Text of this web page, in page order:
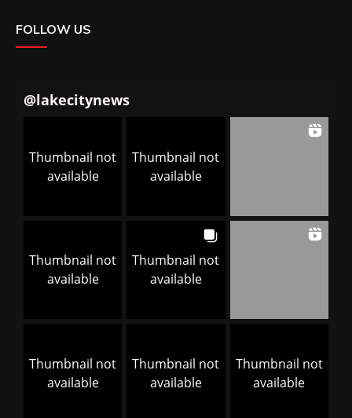
FOLLOW US
@lakecitynews
Thumbnail not
available
Thumbnail not
available
Thumbnail not
available
Thumbnail not
available
Thumbnail not
available
Thumbnail not
available
Thumbnail not
available